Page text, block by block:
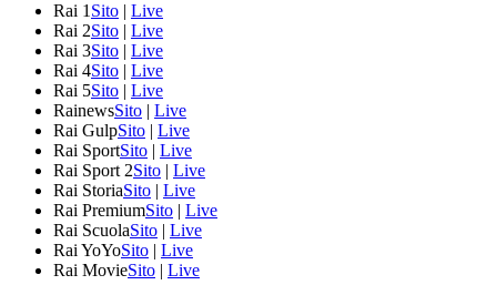
Rai 1 Sito | Live
Rai 2Sito | Live
Rai 3Sito | Live
Rai 4Sito | Live
Rai 5Sito | Live
RainewsSito | Live
Rai GulpSito | Live
Rai SportSito | Live
Rai Sport 2Sito | Live
Rai StoriaSito | Live
Rai PremiumSito | Live
Rai ScuolaSito | Live
Rai YoYoSito | Live
Rai MovieSito | Live